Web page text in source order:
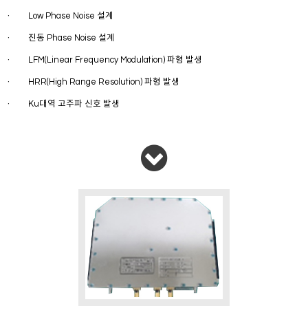
ㆍ Low Phase Noise 설계
ㆍ 진동 Phase Noise 설계
ㆍ LFM(Linear Frequency Modulation) 파형 발생
ㆍ HRR(High Range Resolution) 파형 발생
ㆍ Ku대역 고주파 신호 발생